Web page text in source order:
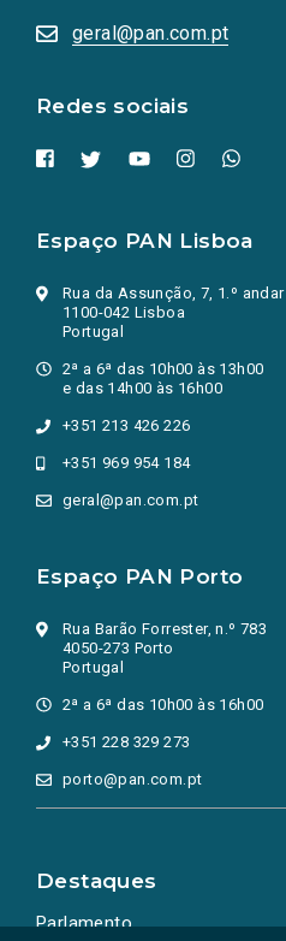
geral@pan.com.pt
Redes sociais
numa
nova
Espaço PAN Lisboa
Rua da Assunção, 7, 1.º andar
1100-042 Lisboa
Portugal
2ª a 6ª das 10h00 às 13h00
e das 14h00 às 16h00
+351 213 426 226
+351 969 954 184
geral@pan.com.pt
Espaço PAN Porto
Rua Barão Forrester, n.º 783
4050-273 Porto
Portugal
2ª a 6ª das 10h00 às 16h00
+351 228 329 273
porto@pan.com.pt
Destaques
Parlamento